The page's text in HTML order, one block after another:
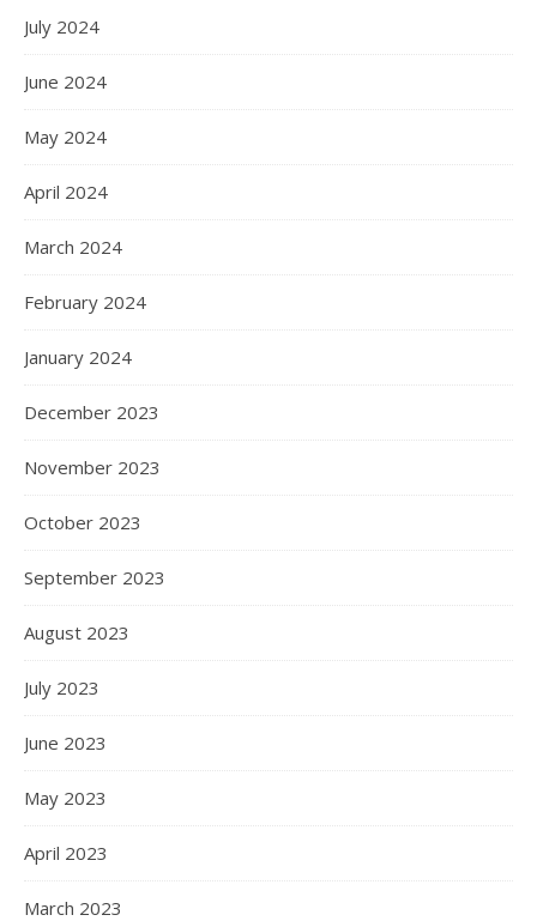
July 2024
June 2024
May 2024
April 2024
March 2024
February 2024
January 2024
December 2023
November 2023
October 2023
September 2023
August 2023
July 2023
June 2023
May 2023
April 2023
March 2023